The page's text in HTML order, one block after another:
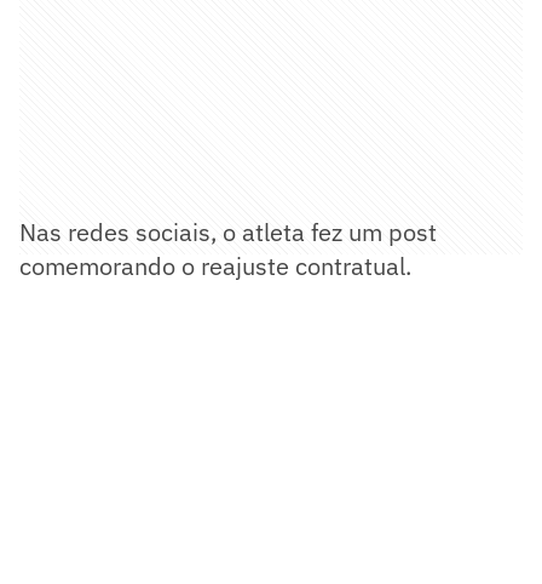
Nas redes sociais, o atleta fez um post
comemorando o reajuste contratual.